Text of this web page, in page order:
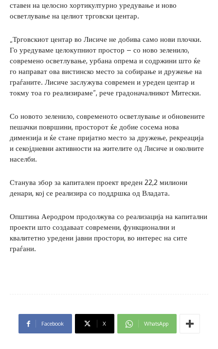
ставен на целосно хортикултурно уредување и ново
осветлување на целиот трговски центар.
„Трговскиот центар во Лисиче не добива само нови плочки.
Го уредуваме целокупниот простор – со ново зеленило,
современо осветлување, урбана опрема и содржини што ќе
го направат ова вистинско место за собирање и дружење на
граѓаните. Лисиче заслужува современ и уреден центар и
токму тоа го реализираме“, рече градоначалникот Митески.
Со новото зеленило, современото осветлување и обновените
пешачки површини, просторот ќе добие сосема нова
димензија и ќе стане пријатно место за дружење, рекреација
и секојдневни активности на жителите од Лисиче и околните
населби.
Станува збор за капитален проект вреден 22,2 милиони
денари, кој се реализира со поддршка од Владата.
Општина Аеродром продолжува со реализација на капитални
проекти што создаваат современи, функционални и
квалитетно уредени јавни простори, во интерес на сите
граѓани.
Facebook X WhatsApp